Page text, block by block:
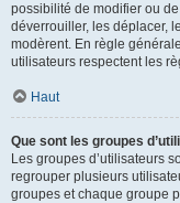
possibilité de modifier ou
déverrouiller, les déplacer,
modèrent. En règle
utilisateurs respectent les
Haut
Que sont les groupes
Les groupes d’utilisateurs
regrouper plusieurs
groupes et chaque groupe